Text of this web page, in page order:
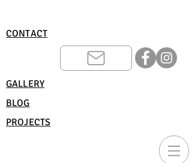
CONTACT
GALLERY
BLOG
PROJECTS